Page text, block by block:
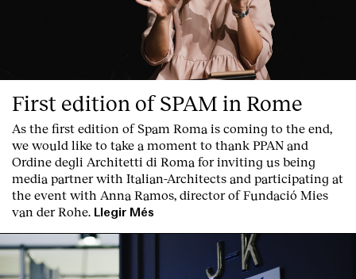
First edition of SPAM in Rome
As the first edition ofSpam Roma is coming to the end,
we would like to take a moment to thank PPAN and
Ordine degli Architetti di Roma for inviting us being
media partner with Italian-Architects and participating at
the event with Anna Ramos, director ofFundació Mies
van der Rohe. Llegir Més